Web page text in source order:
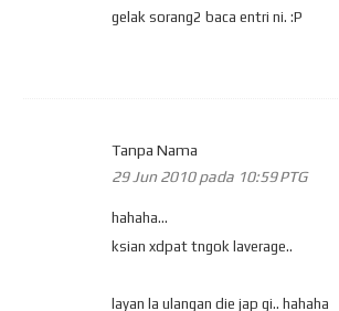
gelak sorang2 baca entri ni. :P
Tanpa Nama
29 Jun 2010 pada 10:59 PTG
hahaha...
ksian xdpat tngok laverage..
layan la ulangan die jap gi.. hahaha